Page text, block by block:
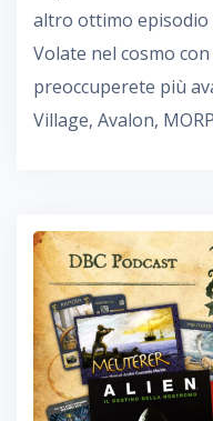
altro ottimo episodio
Volate nel cosmo
preoccuperete più
Village, Avalon,